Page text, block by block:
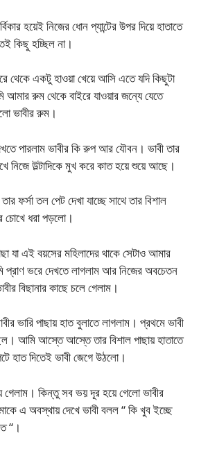
হয়েই নিজের ধোন প্যান্টের উপর দিয়ে হাতাতে
কিছু হচ্ছিল না।
থেকে একটু হাওয়া খেয়ে আসি এতে যদি কিছুটা
রুম থেকে বাইরে যাওয়ার জন্যে যেতে
ভাবীর রুম।
পারলাম ভাবীর কি রুপ আর যৌবন। ভাবী তার
নিজে উল্টাদিকে মুখ করে কাত হয়ে শুয়ে আছে।
ফর্সা তল পেট দেখা যাচ্ছে সাথে তার বিশাল
চোখে ধরা পড়লো।
যা এই বয়সের মহিলাদের থাকে সেটাও আমার
ভরে দেখতে লাগলাম আর নিজের অবচেতন
বিছানার কাছে চলে গেলাম।
ভারি পাছায় হাত বুলাতে লাগলাম। প্রথমে ভাবী
আমি আস্তে আস্তে তার বিশাল পাছায় হাতাতে
হাত দিতেই ভাবী জেগে উঠলো।
কিন্তু সব ভয় দূর হয়ে গেলো ভাবীর
এ অবস্থায় দেখে ভাবী বলল “ কি খুব ইচ্ছে
“।